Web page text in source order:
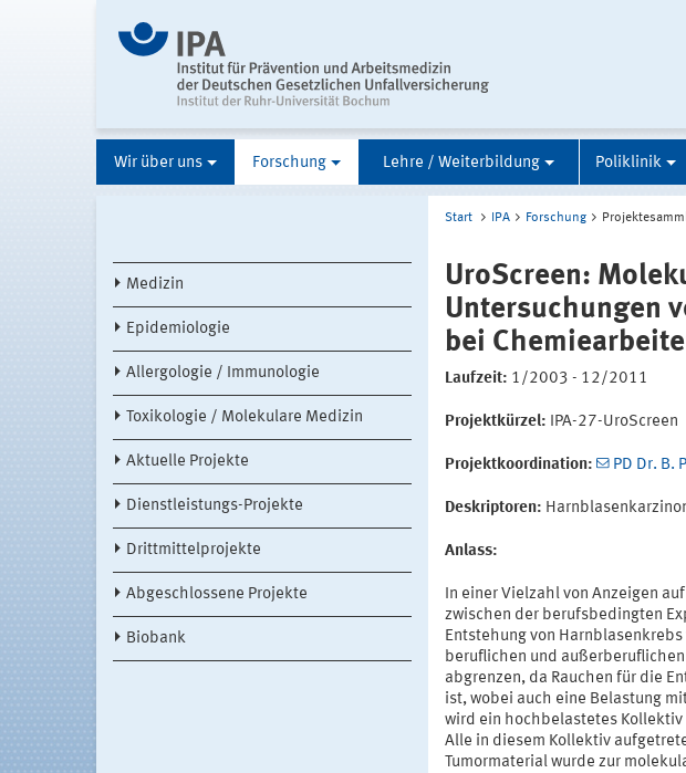
Wir über uns Forschung Lehre / Weiterbildung Poliklinik
Medizin
Epidemiologie
Allergologie / Immunologie
Toxikologie / Molekulare Medizin
Aktuelle Projekte
Dienstleistungs-Projekte
Drittmittelprojekte
Abgeschlossene Projekte
Biobank
Start IPA Forschung
UroScreen:
Untersuchungen
bei
Laufzeit: 1/2003 - 12/2011
Projektkürzel: IPA-27-UroScreen
Projektkoordination: PD Dr. B.
Deskriptoren:
Anlass:
In einer Vielzahl von Anzeigen
zwischen der berufsbedingten
Entstehung von
beruflichen und
abgrenzen, da Rauchen für die
ist, wobei auch eine Belastung
wird ein hochbelastetes
Alle in diesem Kollektiv
Tumormaterial wurde zur